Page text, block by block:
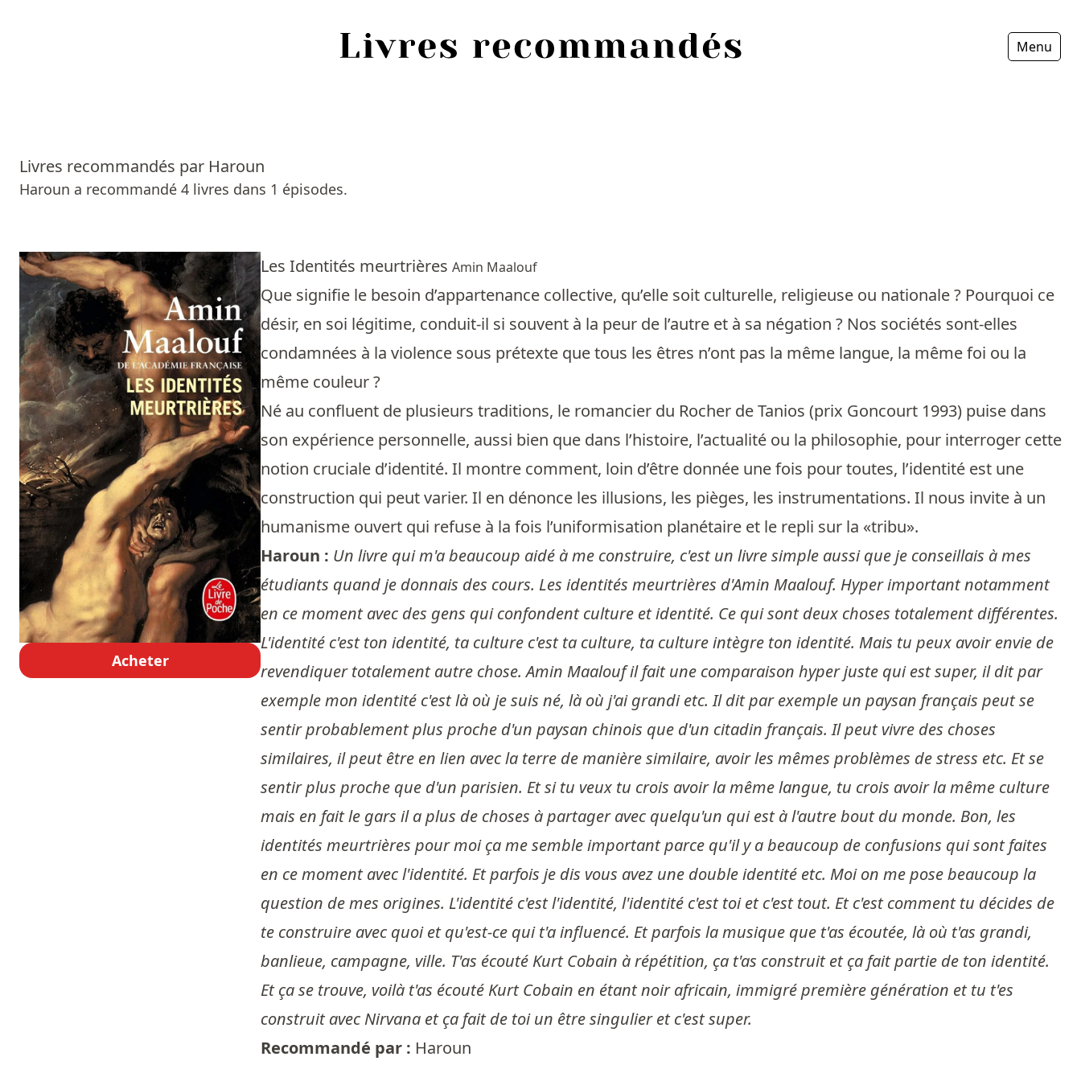
Menu
Livres recommandés par Haroun
Haroun a recommandé 4 livres dans 1 épisodes.
Acheter
Les Identités meurtrières Amin Maalouf
Que signifie le besoin d’appartenance collective, qu’elle soit culturelle, religieuse ou nationale ? Pourquoi ce
désir, en soi légitime, conduit-il si souvent à la peur de l’autre et à sa négation ? Nos sociétés sont-elles
condamnées à la violence sous prétexte que tous les êtres n’ont pas la même langue, la même foi ou la
même couleur ?
Né au confluent de plusieurs traditions, le romancier du Rocher de Tanios (prix Goncourt 1993) puise dans
son expérience personnelle, aussi bien que dans l’histoire, l’actualité ou la philosophie, pour interroger cette
notion cruciale d’identité. Il montre comment, loin d’être donnée une fois pour toutes, l’identité est une
construction qui peut varier. Il en dénonce les illusions, les pièges, les instrumentations. Il nous invite à un
humanisme ouvert qui refuse à la fois l’uniformisation planétaire et le repli sur la «tribu».
Haroun : Un livre qui m'a beaucoup aidé à me construire, c'est un livre simple aussi que je conseillais à mes
étudiants quand je donnais des cours. Les identités meurtrières d'Amin Maalouf. Hyper important notamment
en ce moment avec des gens qui confondent culture et identité. Ce qui sont deux choses totalement différentes.
L'identité c'est ton identité, ta culture c'est ta culture, ta culture intègre ton identité. Mais tu peux avoir envie de
revendiquer totalement autre chose. Amin Maalouf il fait une comparaison hyper juste qui est super, il dit par
exemple mon identité c'est là où je suis né, là où j'ai grandi etc. Il dit par exemple un paysan français peut se
sentir probablement plus proche d'un paysan chinois que d'un citadin français. Il peut vivre des choses
similaires, il peut être en lien avec la terre de manière similaire, avoir les mêmes problèmes de stress etc. Et se
sentir plus proche que d'un parisien. Et si tu veux tu crois avoir la même langue, tu crois avoir la même culture
mais en fait le gars il a plus de choses à partager avec quelqu'un qui est à l'autre bout du monde. Bon, les
identités meurtrières pour moi ça me semble important parce qu'il y a beaucoup de confusions qui sont faites
en ce moment avec l'identité. Et parfois je dis vous avez une double identité etc. Moi on me pose beaucoup la
question de mes origines. L'identité c'est l'identité, l'identité c'est toi et c'est tout. Et c'est comment tu décides de
te construire avec quoi et qu'est-ce qui t'a influencé. Et parfois la musique que t'as écoutée, là où t'as grandi,
banlieue, campagne, ville. T'as écouté Kurt Cobain à répétition, ça t'as construit et ça fait partie de ton identité.
Et ça se trouve, voilà t'as écouté Kurt Cobain en étant noir africain, immigré première génération et tu t'es
construit avec Nirvana et ça fait de toi un être singulier et c'est super.
Recommandé par : Haroun
Sources
Livres
Livres les plus recommandés
Prix littéraires